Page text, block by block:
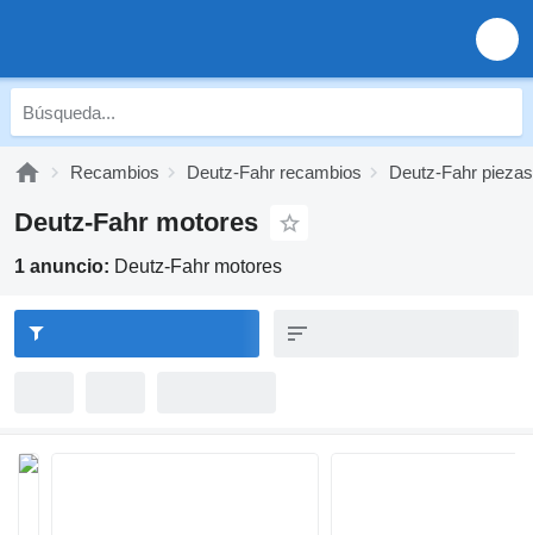
Recambios Deutz-Fahr recambios Deutz-Fahr
Deutz-Fahr motores
1 anuncio: Deutz-Fahr motores